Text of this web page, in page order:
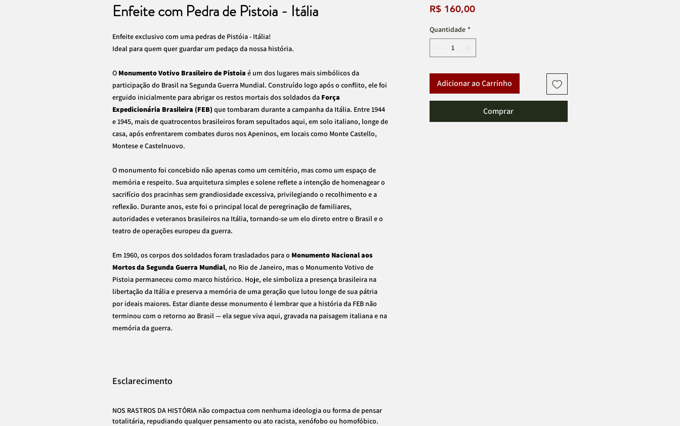
Enfeite com Pedra de Pistoia - Itália
Enfeite exclusivo com uma pedras de Pistóia - Itália!
Ideal para quem quer guardar um pedaço da nossa história.
O Monumento Votivo Brasileiro de Pistoia é um dos lugares mais simbólicos da
participação do Brasil na Segunda Guerra Mundial. Construído logo após o conflito, ele foi
erguido inicialmente para abrigar os restos mortais dos soldados da Força
Expedicionária Brasileira (FEB) que tombaram durante a campanha da Itália. Entre 1944
e 1945, mais de quatrocentos brasileiros foram sepultados aqui, em solo italiano, longe de
casa, após enfrentarem combates duros nos Apeninos, em locais como Monte Castello,
Montese e Castelnuovo.
O monumento foi concebido não apenas como um cemitério, mas como um espaço de
memória e respeito. Sua arquitetura simples e solene reflete a intenção de homenagear o
sacrifício dos pracinhas sem grandiosidade excessiva, privilegiando o recolhimento e a
reflexão. Durante anos, este foi o principal local de peregrinação de familiares,
autoridades e veteranos brasileiros na Itália, tornando-se um elo direto entre o Brasil e o
teatro de operações europeu da guerra.
Em 1960, os corpos dos soldados foram trasladados para o Monumento Nacional aos
Mortos da Segunda Guerra Mundial, no Rio de Janeiro, mas o Monumento Votivo de
Pistoia permaneceu como marco histórico. Hoje, ele simboliza a presença brasileira na
libertação da Itália e preserva a memória de uma geração que lutou longe de sua pátria
por ideais maiores. Estar diante desse monumento é lembrar que a história da FEB não
terminou com o retorno ao Brasil — ela segue viva aqui, gravada na paisagem italiana e na
memória da guerra.
Esclarecimento
NOS RASTROS DA HISTÓRIA não compactua com nenhuma ideologia ou forma de pensar
totalitária, repudiando qualquer pensamento ou ato racista, xenófobo ou homofóbico.
R$ 160,00Preço
Quantidade *
Adicionar ao Carrinho
Comprar